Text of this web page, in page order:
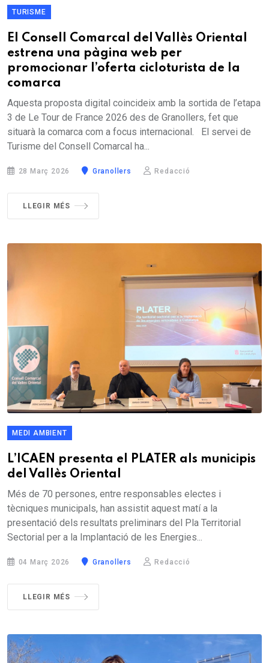
TURISME
El Consell Comarcal del Vallès Oriental
estrena una pàgina web per
promocionar l’oferta cicloturista de la
comarca
Aquesta proposta digital coincideix amb la sortida de l’etapa
3 de Le Tour de France 2026 des de Granollers, fet que
situarà la comarca com a focus internacional. El servei de
Turisme del Consell Comarcal ha...
28 Març 2026 Granollers Redacció
LLEGIR MÉS
MEDI AMBIENT
L’ICAEN presenta el PLATER als municipis
del Vallès Oriental
Més de 70 persones, entre responsables electes i
tècniques municipals, han assistit aquest matí a la
presentació dels resultats preliminars del Pla Territorial
Sectorial per a la Implantació de les Energies...
04 Març 2026 Granollers Redacció
LLEGIR MÉS